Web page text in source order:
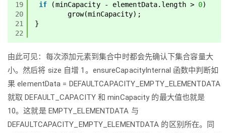
19
20
21
22
if
(minCapacity - elementData.length > 0)
grow(minCapacity);
}
由此可见：每次添加元素到集合中时都会先确认下集合容量大
小。然后将 size 自增 1。ensureCapacityInternal 函数中判断如
果 elementData = DEFAULTCAPACITY_EMPTY_ELEMENTDATA
就取 DEFAULT_CAPACITY 和 minCapacity 的最大值也就是
10。这就是 EMPTY_ELEMENTDATA 与
DEFAULTCAPACITY_EMPTY_ELEMENTDATA 的区别所在。同